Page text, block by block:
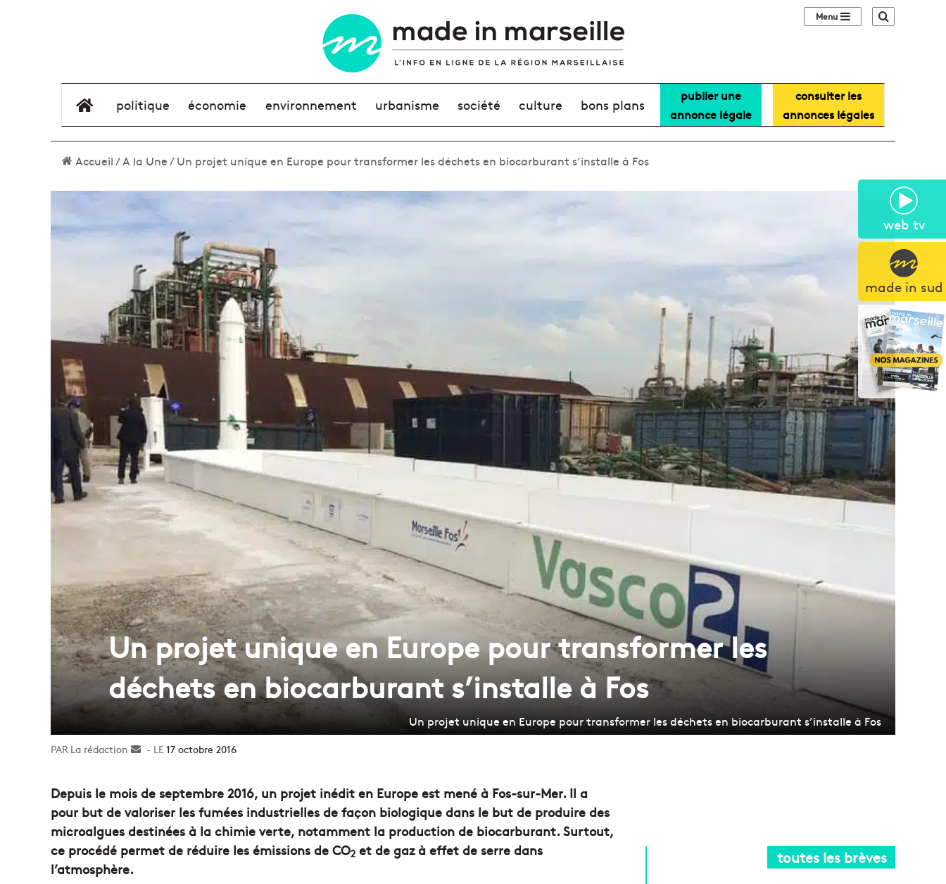
web tv
made in sud
Sidebar (barre
élément de menu
politique économie environnement urbanisme société culture bons plans
publier une
annonce légale
consulter les
annonces légales
Accueil/A la Une/Un projet unique en Europe pour transformer les déchets en biocarburant s’installe à Fos
Un projet unique en Europe pour transformer les
déchets en biocarburant s’installe à Fos
Un projet unique en Europe pour transformer les déchets en biocarburant s’installe à Fos
La rédaction
Envoyer17 octobre 2016
Depuis le mois de septembre 2016, un projet inédit en Europe est mené à Fos-sur-Mer. Il a
pour but de valoriser les fumées industrielles de façon biologique dans le but de produire des
microalgues destinées à la chimie verte, notamment la production de biocarburant. Surtout,
ce procédé permet de réduire les émissions de CO2 et de gaz à effet de serre dans
l’atmosphère.
toutes les brèves